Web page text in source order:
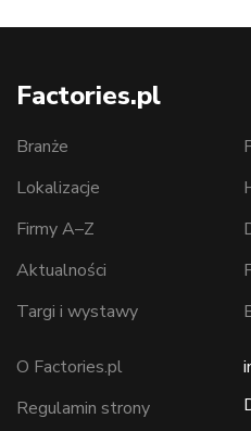
Factories.pl
Branże
Lokalizacje
Firmy A–Z
Aktualności
Targi i wystawy
O Factories.pl
Regulamin strony